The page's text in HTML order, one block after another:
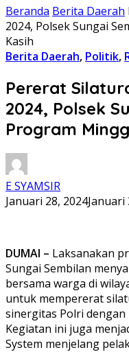
Beranda Berita Daerah
2024, Polsek Sungai
Kasih
Berita Daerah, Politik,
Pererat
2024, Polsek
Program
E SYAMSIR
Januari 28, 2024Januari
DUMAI – Laksanakan
Sungai Sembilan
bersama warga di
untuk mempererat
sinergitas Polri dengan
Kegiatan ini juga
System menjelang